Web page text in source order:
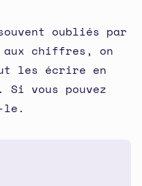
oubliés par
aux chiffres, on
les écrire en
vous pouvez
le.